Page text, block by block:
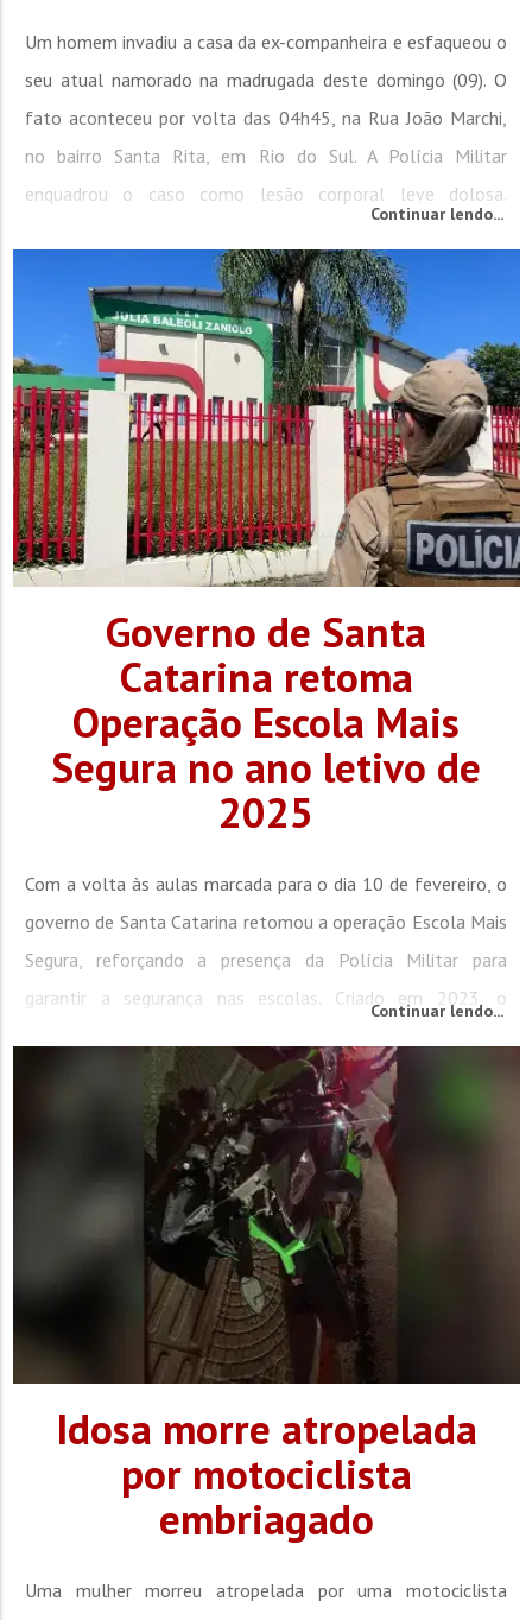
Um homem invadiu a casa da ex-companheira e esfaqueou o
seu atual namorado na madrugada deste domingo (09). O
fato aconteceu por volta das 04h45, na Rua João Marchi,
no bairro Santa Rita, em Rio do Sul. A Polícia Militar
enquadrou o caso como lesão corporal leve dolosa.
que o ex-marido de sua atual companheira invadiu a
residência e o atacou com uma faca, resultando em lesões...
Continuar lendo...
Governo de Santa
Catarina retoma
Operação Escola Mais
Segura no ano letivo de
2025
Com a volta às aulas marcada para o dia 10 de fevereiro, o
governo de Santa Catarina retomou a operação Escola Mais
Segura, reforçando a presença da Polícia Militar para
garantir a segurança nas escolas. Criado em 2023, o
Segurança Escolar, promovendo ações de acompanhamento
e prevenção. Em 2024, foram realizadas 100.006...
Continuar lendo...
Idosa morre atropelada
por motociclista
embriagado
Uma mulher morreu atropelada por uma motociclista